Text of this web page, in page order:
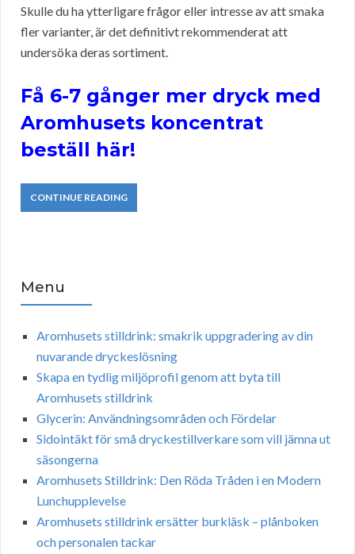
Skulle du ha ytterligare frågor eller intresse av att smaka
fler varianter, är det definitivt rekommenderat att
undersöka deras sortiment.
Få 6-7 gånger mer dryck med
Aromhusets koncentrat
beställ här!
CONTINUE READING
Menu
Aromhusets stilldrink: smakrik uppgradering av din
nuvarande dryckeslösning
Skapa en tydlig miljöprofil genom att byta till
Aromhusets stilldrink
Glycerin: Användningsområden och Fördelar
Sidointäkt för små dryckestillverkare som vill jämna ut
säsongerna
Aromhusets Stilldrink: Den Röda Tråden i en Modern
Lunchupplevelse
Aromhusets stilldrink ersätter burkläsk – plånboken
och personalen tackar